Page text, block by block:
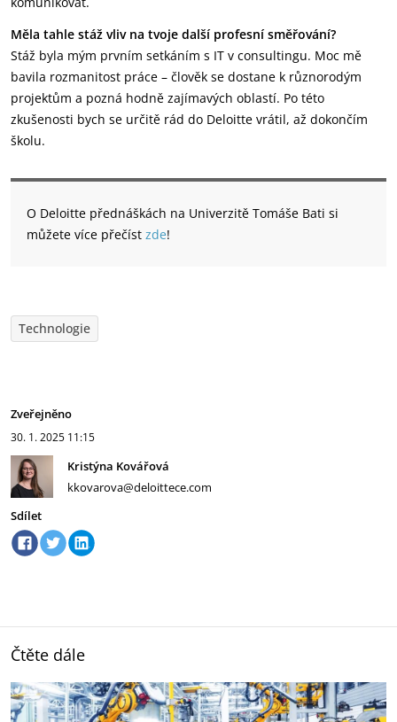
Měla tahle stáž vliv na tvoje další profesní směřování?
Stáž byla mým prvním setkáním s IT v consultingu. Moc mě
bavila rozmanitost práce – člověk se dostane k různorodým
projektům a pozná hodně zajímavých oblastí. Po této
zkušenosti bych se určitě rád do Deloitte vrátil, až dokončím
školu.
O Deloitte přednáškách na Univerzitě Tomáše Bati si
můžete více přečíst zde!
Technologie
Zveřejněno
30. 1. 2025 11:15
Kristýna Kovářová
kkovarova@deloittece.com
Sdílet
Čtěte dále